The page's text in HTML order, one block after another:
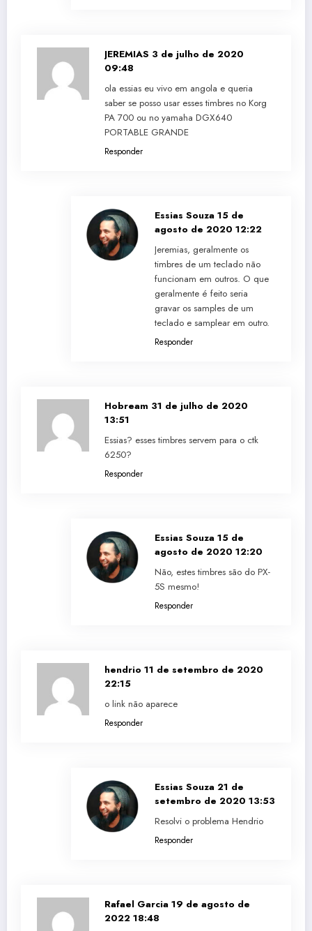
JEREMIAS 3 de julho de 2020
09:48
ola essias eu vivo em angola e queria
saber se posso usar esses timbres no Korg
PA 700 ou no yamaha DGX640
PORTABLE GRANDE
Responder
Essias Souza 15 de
agosto de 2020 12:22
Jeremias, geralmente os
timbres de um teclado não
funcionam em outros. O que
geralmente é feito seria
gravar os samples de um
teclado e samplear em outro.
Responder
Hobream 31 de julho de 2020
13:51
Essias? esses timbres servem para o ctk
6250?
Responder
Essias Souza 15 de
agosto de 2020 12:20
Não, estes timbres são do PX-
5S mesmo!
Responder
hendrio 11 de setembro de 2020
22:15
o link não aparece
Responder
Essias Souza 21 de
setembro de 2020 13:53
Resolvi o problema Hendrio
Responder
Rafael Garcia 19 de agosto de
2022 18:48